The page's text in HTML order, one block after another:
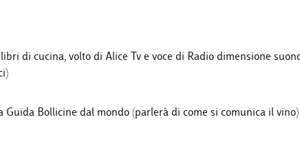
di cucina, volto di Alice Tv e voce di Radio dimensione
Bollicine dal mondo (parlerà di come si comunica il